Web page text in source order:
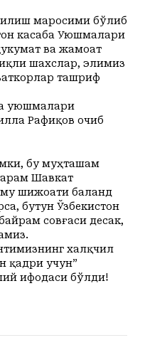
маросими бўлиб
касаба Уюшмалари
ва жамоат
шахслар, элимиз
ташриф
уюшмалари
Рафиқов очиб
бу муҳташам
Шавкат
шижоати баланд
бутун Ўзбекистон
совғаси десак,
халқчил
қадри учун”
ифодаси бўлди!